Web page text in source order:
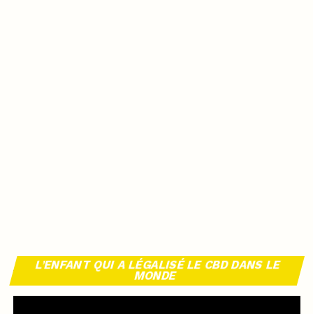
L’ENFANT QUI A LÉGALISÉ LE CBD DANS LE
MONDE